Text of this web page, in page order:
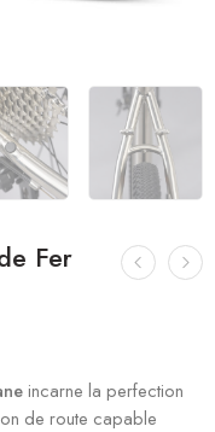
Fer
incarne la perfection
de route capable